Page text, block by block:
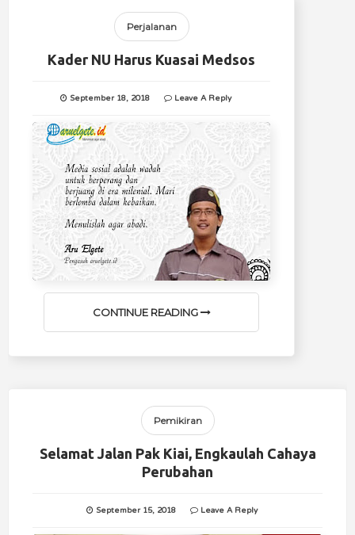
Perjalanan
Kader NU Harus Kuasai Medsos
September 18, 2018 Leave A Reply
CONTINUE READING
Pemikiran
Selamat Jalan Pak Kiai, Engkaulah Cahaya
Perubahan
September 15, 2018 Leave A Reply